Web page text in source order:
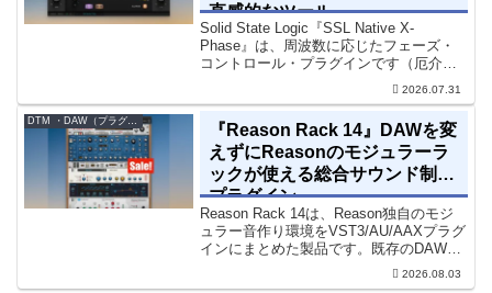
直感的なツール
Solid State Logic『SSL Native X-
Phase』は、周波数に応じたフェーズ・
コントロール・プラグインです（厄介な
位相の問題を修正するための直感的なツ
ールです）。特定の周波数で位相をシフ
2026.07.31
DTM ・DAW（プラグイン、シンセなど）のセール情報
『Reason Rack 14』DAWを変
えずにReasonのモジュラーラ
ックが使える総合サウンド制作
プラグイン
Reason Rack 14は、Reason独自のモジ
ュラー音作り環境をVST3/AU/AAXプラグ
インにまとめた製品です。既存のDAWを
乗り換えることなく、68種類のシンセや
エフェクト、CV配線をそのままトラック
2026.08.03